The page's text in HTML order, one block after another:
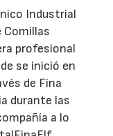
Industrial
Comillas
profesional
se inició en
de Fina
durante las
a lo